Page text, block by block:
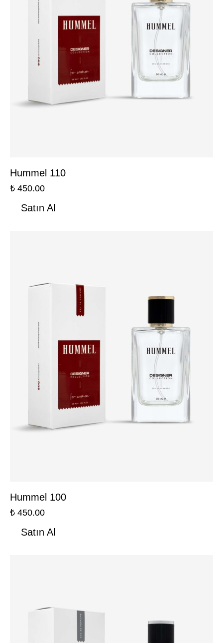
Hummel 110
₺ 450.00
Satın Al
Hummel 100
₺ 450.00
Satın Al